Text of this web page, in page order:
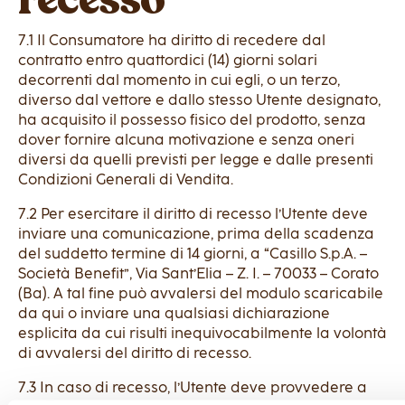
7.1 Il Consumatore ha diritto di recedere dal
contratto entro quattordici (14) giorni solari
decorrenti dal momento in cui egli, o un terzo,
diverso dal vettore e dallo stesso Utente designato,
ha acquisito il possesso fisico del prodotto, senza
dover fornire alcuna motivazione e senza oneri
diversi da quelli previsti per legge e dalle presenti
Condizioni Generali di Vendita.
7.2 Per esercitare il diritto di recesso l’Utente deve
inviare una comunicazione, prima della scadenza
del suddetto termine di 14 giorni, a “Casillo S.p.A. –
Società Benefit”, Via Sant’Elia – Z. I. – 70033 – Corato
(Ba). A tal fine può avvalersi del modulo scaricabile
da qui o inviare una qualsiasi dichiarazione
esplicita da cui risulti inequivocabilmente la volontà
di avvalersi del diritto di recesso.
7.3 In caso di recesso, l’Utente deve provvedere a